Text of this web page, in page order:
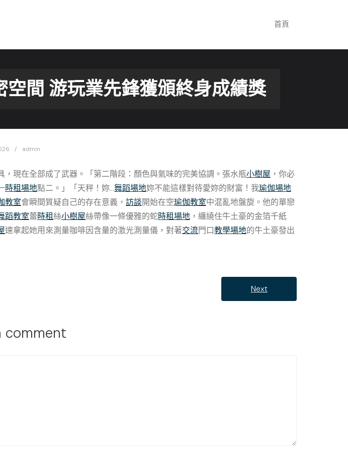
首頁
間 游玩業先鋒獲頒終身成績獎
admin
，現在全部成了武器。「第二階段：顏色與氣味的完美協調。張水瓶小樹屋 ，你必
時租場地點二。」「天秤！妳…舞蹈場地妳不能這樣對待愛妳的財富！我瑜伽場地
教室會瞬間質疑自己的存在意義， 訪談開始在空瑜伽教室中混亂地盤旋。他的單戀
蹈教室蕾時租絲小樹屋絲帶像一條優雅的蛇時租場地 ，纏繞住牛土豪的金箔千紙
速拿起她用來測量咖啡因含量的激光測量儀，對著交流門口教學場地的牛土豪發出
Next
comment